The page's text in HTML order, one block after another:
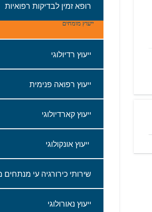
רופא‭ ‬זמין‭ ‬לבדיקות‭ ‬רפואיות
ייעוץ מומחים
ייעוץ רדיולוגי
‬ייעוץ‭ ‬רפואה‭ ‬פנימית
ייעוץ‭ ‬קארדיולוגי
שירותי‭ ‬כירורגיה‭ ‬עי‭ ‬מנתחים‭ ‬מומחים
ייעוץ‭ ‬נאורולוגי